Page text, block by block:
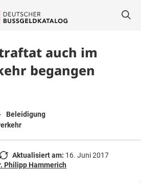
auch im
begangen
Beleidigung
Aktualisiert am: 16. Juni 2017
Philipp Hammerich